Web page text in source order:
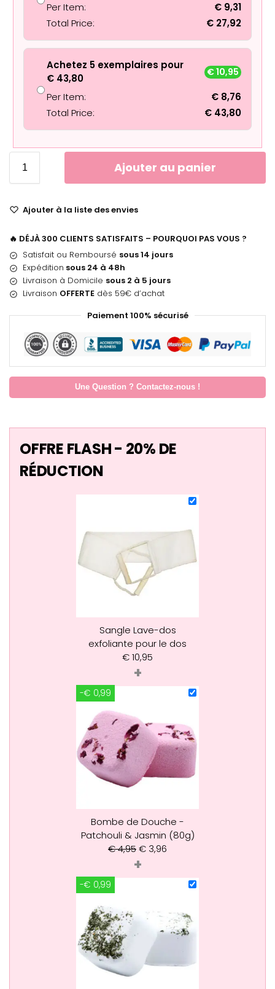
Per Item: € 9,31
Total Price:
€ 27,92
Achetez 5 exemplaires pour
€ 43,80
€10,95
Per Item: € 8,76
Total Price:
€ 43,80
Ajouter au panier
Ajouter à la liste des envies
🔥 DÉJÀ 300 CLIENTS SATISFAITS – POURQUOI PAS VOUS ?
Satisfait ou Remboursé sous 14 jours
Expédition sous 24 à 48h
Livraison à Domicile sous 2 à 5 jours
Livraison OFFERTE dès 59€ d’achat
Paiement 100% sécurisé
Une Question ? Contactez-nous !
OFFRE FLASH - 20% DE
RÉDUCTION
Sangle Lave-dos
exfoliante pour le dos
€10,95
+
-€ 0,99
Bombe de Douche -
Patchouli & Jasmin (80g)
€4,95€ 3,96
+
-€ 0,99